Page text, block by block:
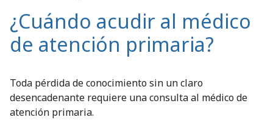
¿Cuándo acudir al médico
de atención primaria?
Toda pérdida de conocimiento sin un claro
desencadenante requiere una consulta al médico de
atención primaria.